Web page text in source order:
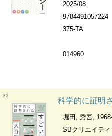
2025/08
9784491057224
375-TA
014960
32
科学的に証明された すごい習慣大百科 ハー
堀田, 秀吾,
SBクリエイテ